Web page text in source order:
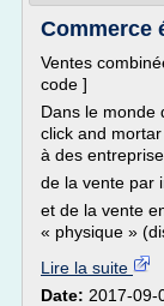
Commerce
Ventes
code ]
Dans le monde
click and
à des
de la vente par
et de la vente
« physique »
Lire la suite
Date: 2017-09-